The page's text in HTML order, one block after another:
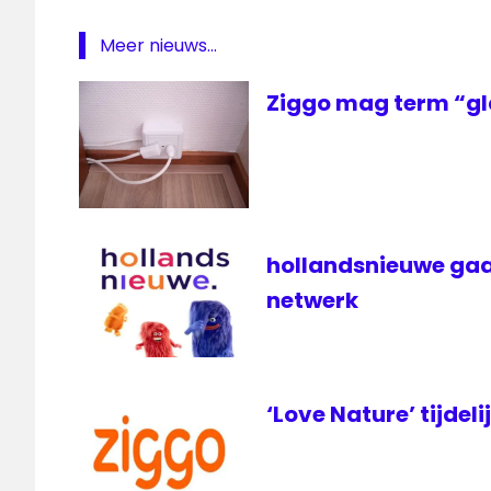
Meer nieuws...
Ziggo mag term
hollandsnieuwe
netwerk
‘Love Nature’